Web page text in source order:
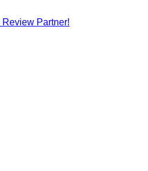
Review Partner!